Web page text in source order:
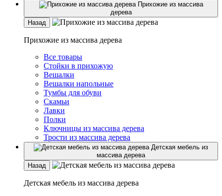
Прихожие из массива
дерева
Назад
Прихожие из массива дерева
Все товары
Стойки в прихожую
Вешалки
Вешалки напольные
Тумбы для обуви
Скамьи
Лавки
Полки
Ключницы из массива дерева
Трости из массива дерева
Детская мебель из
массива дерева
Назад
Детская мебель из массива дерева